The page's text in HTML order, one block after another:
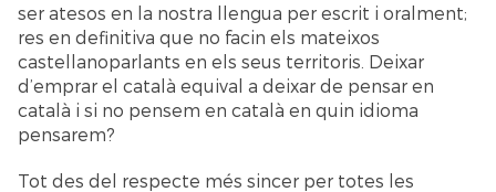
ser atesos en la nostra llengua per escrit i oralment;
res en definitiva que no facin els mateixos
castellanoparlants en els seus territoris. Deixar
d’emprar el català equival a deixar de pensar en
català i si no pensem en català en quin idioma
pensarem?
Tot des del respecte més sincer per totes les